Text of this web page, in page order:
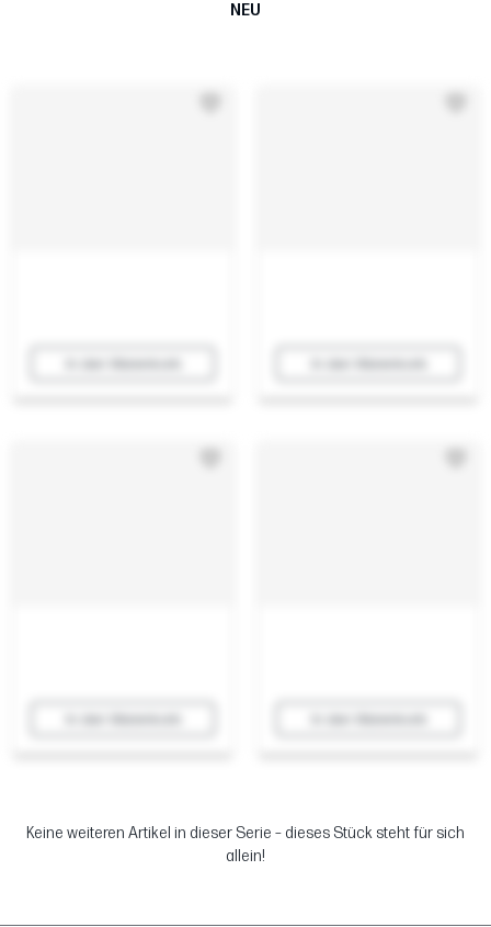
NEU
Keine weiteren Artikel in dieser Serie – dieses Stück steht für sich
allein!